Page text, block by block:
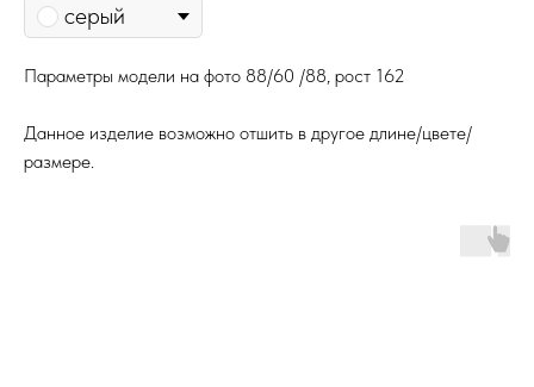
серый
Параметры модели на фото 88/60 /88, рост 162
Данное изделие возможно отшить в другое длине/цвете/
размере.